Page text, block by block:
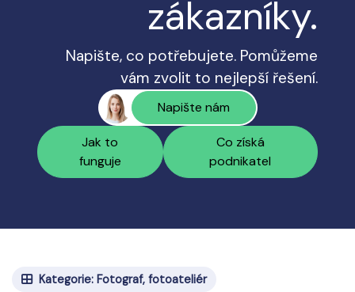
zákazníky.
Napište, co potřebujete. Pomůžeme
vám zvolit to nejlepší řešení.
Napište nám
Jak to
funguje
Co získá
podnikatel
Kategorie: Fotograf, fotoateliér